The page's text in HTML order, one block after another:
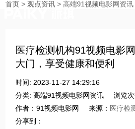
时刻与您分享91视频网
首页 >观点资讯 >高端91视频电影网资讯
医疗检测机构91视频电影
大门，享受健康和便利
时间: 2023-11-27 14:29:16
分类: 高端91视频电影网资讯
浏览
作者：91视频电影网
来源： 医疗检
分享到：